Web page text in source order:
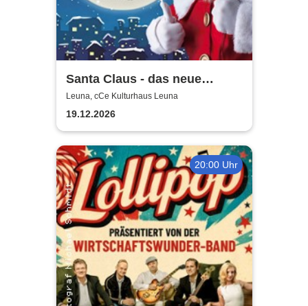
Santa Claus - das neue
Weihnachtsmusical (nicht
nur) für Kinder
Leuna, cCe Kulturhaus Leuna
19.12.2026
20:00 Uhr